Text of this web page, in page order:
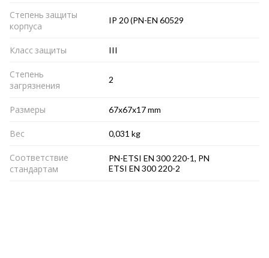
Степень защиты
корпуса
IP 20 (PN-EN 60529
Класс защиты III
Степень
загрязнения
2
Размеры 67x67x17 mm
Вес 0,031 kg
Соответствие
стандартам
PN-ETSI EN 300 220-1, PN
ETSI EN 300 220-2